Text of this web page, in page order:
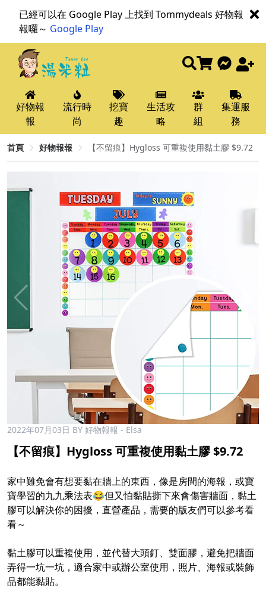
已經可以在 Google Play 上找到 Tommydeals 好物報
報囉～ Google Play
好物報
報
流行時
尚
挖寶
趣
生活攻
略
群
組
集運服
務
首頁 好物報報 【不留痕】Hygloss 可重複使用黏土膠 $9.72​
2022年07月03日 BY 好物報報 - Elsa
【不留痕】Hygloss 可重複使用黏土膠 $9.72​
家中難免會有想要黏在牆上的東西，像是房間的海報，或寶
寶學習的九九乘法表😂但又怕黏貼撕下來會傷害牆面，黏土
膠可以解決你的困擾，直營產品，需要的版友們可以參考看
看～​
黏土膠可以重複使用，並代替大頭釘、雙面膠，避免把牆面
弄得一坑一坑，適合家中或辦公室使用，照片、海報或裝飾
品都能黏貼。​